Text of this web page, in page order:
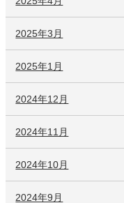
2025年3月
2025年1月
2024年12月
2024年11月
2024年10月
2024年9月